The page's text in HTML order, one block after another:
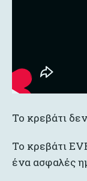
Το κρεβάτι
Το κρεβάτι
ένα ασφαλές